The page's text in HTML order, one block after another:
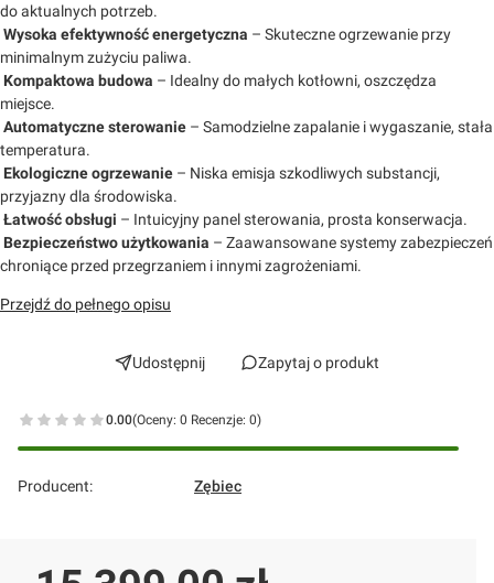
do aktualnych potrzeb.
Wysoka efektywność energetyczna – Skuteczne ogrzewanie przy
minimalnym zużyciu paliwa.
Kompaktowa budowa – Idealny do małych kotłowni, oszczędza
miejsce.
Automatyczne sterowanie – Samodzielne zapalanie i wygaszanie, stała
temperatura.
Ekologiczne ogrzewanie – Niska emisja szkodliwych substancji,
przyjazny dla środowiska.
Łatwośćobsługi – Intuicyjny panel sterowania, prosta konserwacja.
Bezpieczeństwo użytkowania – Zaawansowane systemy zabezpieczeń
chroniące przed przegrzaniem i innymi zagrożeniami.
Przejdź do pełnego opisu
Udostępnij Zapytaj o produkt
0.00(Oceny: 0 Recenzje: 0)
Przejdź do sekcji Opinie
Producent: Zębiec